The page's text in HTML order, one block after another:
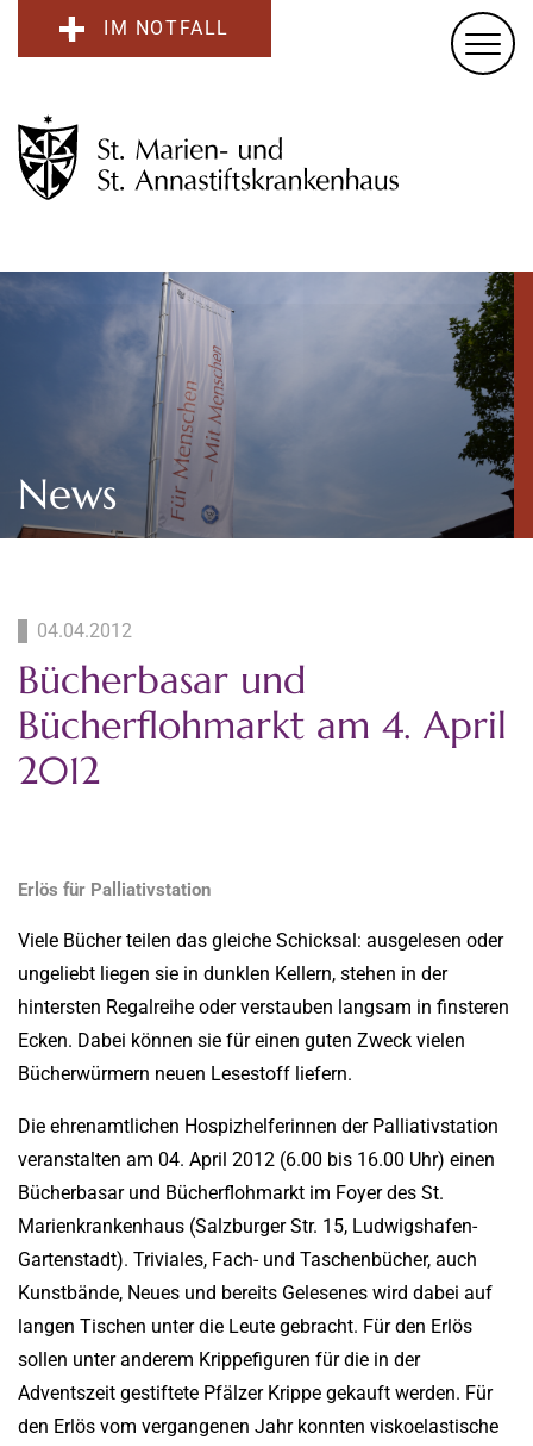
IM NOTFALL
News
04.04.2012
Bücherbasar und
Bücherflohmarkt am 4. April
2012
Erlös für Palliativstation
Viele Bücher teilen das gleiche Schicksal: ausgelesen oder
ungeliebt liegen sie in dunklen Kellern, stehen in der
hintersten Regalreihe oder verstauben langsam in finsteren
Ecken. Dabei können sie für einen guten Zweck vielen
Bücherwürmern neuen Lesestoff liefern.
Die ehrenamtlichen Hospizhelferinnen der Palliativstation
veranstalten am 04. April 2012 (6.00 bis 16.00 Uhr) einen
Bücherbasar und Bücherflohmarkt im Foyer des St.
Marienkrankenhaus (Salzburger Str. 15, Ludwigshafen-
Gartenstadt). Triviales, Fach- und Taschenbücher, auch
Kunstbände, Neues und bereits Gelesenes wird dabei auf
langen Tischen unter die Leute gebracht. Für den Erlös
sollen unter anderem Krippefiguren für die in der
Adventszeit gestiftete Pfälzer Krippe gekauft werden. Für
den Erlös vom vergangenen Jahr konnten viskoelastische